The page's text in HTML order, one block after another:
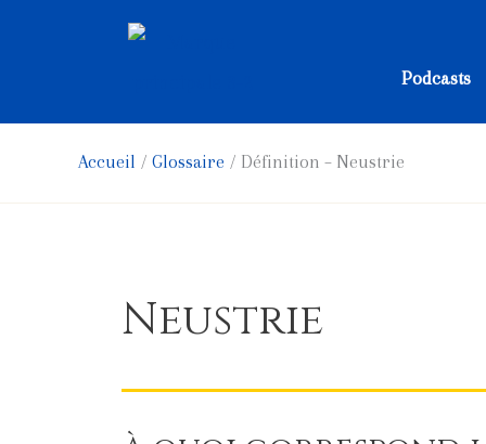
Podcasts
Accueil Glossaire Définition – Neustrie
Neustrie